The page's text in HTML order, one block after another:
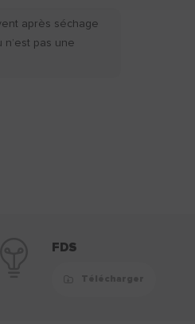
après séchage
n’est pas une
FDS